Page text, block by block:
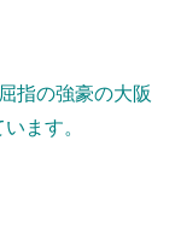
指の強豪の大阪
ます。